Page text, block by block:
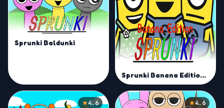
Sprunki Baldunki
Sprunki Banana Edition Mod
4.6 4.6